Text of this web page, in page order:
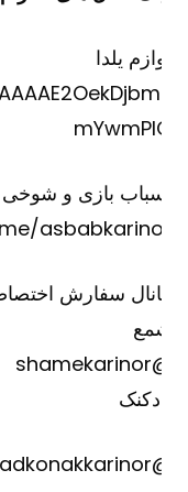
یلدا
بازی و شوخی و
t.me/
سفارش اختصاصی